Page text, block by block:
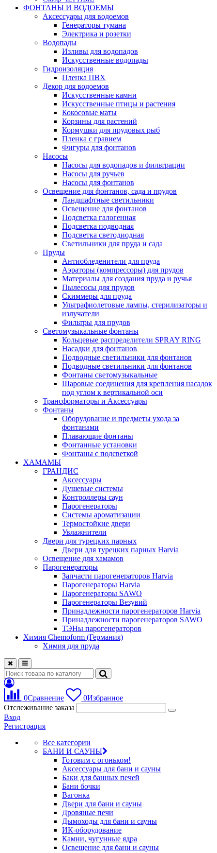
ФОНТАНЫ И ВОДОЕМЫ
Аксессуары для водоемов
Генераторы тумана
Электрика и розетки
Водопады
Изливы для водопадов
Искусственные водопады
Гидроизоляция
Пленка ПВХ
Декор для водоемов
Искусственные камни
Искусственные птицы и растения
Кокосовые маты
Корзины для растений
Кормушки для прудовых рыб
Пленка с гравием
Фигуры для фонтанов
Насосы
Насосы для водопадов и фильтрации
Насосы для ручьев
Насосы для фонтанов
Освещение для фонтанов, сада и прудов
Ландшафтные светильники
Освещение для фонтанов
Подсветка галогенная
Подсветка подводная
Подсветка светодиодная
Светильники для пруда и сада
Пруды
Антиобледенители для пруда
Аэраторы (компрессоры) для прудов
Материалы для создания пруда и ручья
Пылесосы для прудов
Скиммеры для пруда
Ультрафиолетовые лампы, стерилизаторы и
излучатели
Фильтры для прудов
Светомузыкальные фонтаны
Кольцевые распределители SPRAY RING
Насадки для фонтанов
Подводные светильники для фонтанов
Подводные светильники для фонтанов
Фонтаны светомузыкальные
Шаровые соединения для крепления насадок
под углом к вертикальной оси
Трансформаторы и Аксессуары
Фонтаны
Оборудование и предметы ухода за
фонтанами
Плавающие фонтаны
Фонтанные установки
Фонтаны с подсветкой
ХАМАМЫ
ГРАНДИС
Аксессуары
Душевые системы
Контроллеры саун
Парогенераторы
Системы ароматизации
Термостойкие двери
Увлажнители
Двери для турецких парных
Двери для турецких парных Harvia
Освещение для хамамов
Парогенераторы
Запчасти парогенераторов Harvia
Парогенераторы Harvia
Парогенераторы SAWO
Парогенераторы Везувий
Принадлежности парогенераторов Harvia
Принадлежности парогенераторов SAWO
ТЭНы парогенераторов
Химия Chemoform (Германия)
Химия для пруда
0Сравнение 0Избранное
Отслеживание заказа
Вход
Регистрация
Все категории
БАНИ И САУНЫ
Готовим с огоньком!
Аксессуары для бани и сауны
Баки для банных печей
Бани бочки
Вагонка
Двери для бани и сауны
Дровяные печи
Дымоходы для бани и сауны
ИК-оборудование
Камни, чугунные ядра
Освещение для бани и сауны